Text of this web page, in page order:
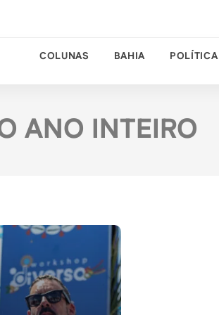
COLUNAS BAHIA POLÍTICA
ANO INTEIRO